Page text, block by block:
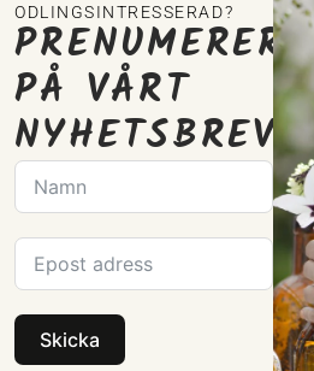
ODLINGSINTRESSERAD?
PRENUMERERA
PÅ VÅRT
NYHETSBREV
Skicka